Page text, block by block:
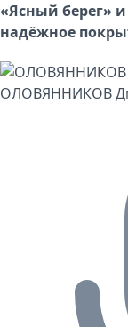
«Ясный берег»
надёжное
ОЛОВЯННИКОВ